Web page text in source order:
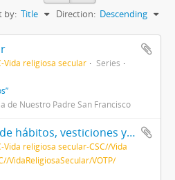
by: Title Direction: Descending
Vida religiosa secular
Series
de Nuestro Padre San Francisco
“Libro de recepción de hábitos, vesticiones y profesiones”
Vida religiosa secular-CSC//Vida
VidaReligiosaSecular/VOTP/